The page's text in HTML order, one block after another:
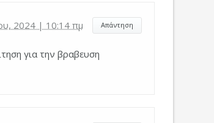
Απάντηση
2024 | 10:14 πμ
για την βραβευση